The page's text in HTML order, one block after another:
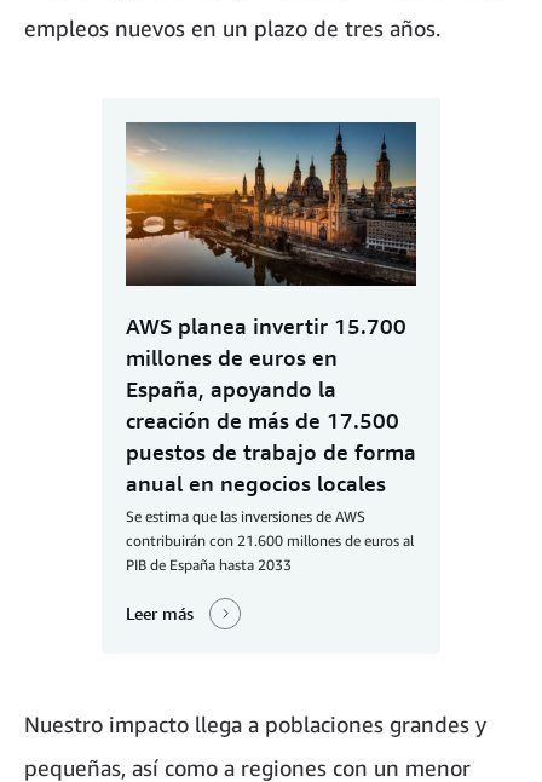
empleos nuevos en un plazo de tres años.
AWS planea invertir 15.700
millones de euros en
España, apoyando la
creación de más de 17.500
puestos de trabajo de forma
anual en negocios locales
Se estima que las inversiones de AWS
contribuirán con 21.600 millones de euros al
PIB de España hasta 2033
Leer más
Nuestro impacto llega a poblaciones grandes y
pequeñas, así como a regiones con un menor